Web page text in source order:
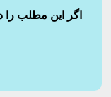
اگر این مطلب را